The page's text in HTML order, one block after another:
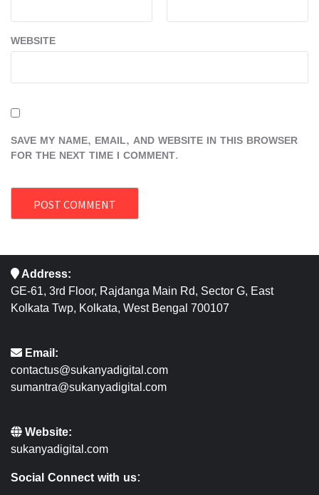
WEBSITE
SAVE MY NAME, EMAIL, AND WEBSITE IN THIS BROWSER
FOR THE NEXT TIME I COMMENT.
Address:
GE-61, 3rd Floor, Rajdanga Main Rd, Sector G, East
Kolkata Twp, Kolkata, West Bengal 700107
Email:
contactus@sukanyadigital.com
sumantra@sukanyadigital.com
Website:
sukanyadigital.com
Social Connect with us: